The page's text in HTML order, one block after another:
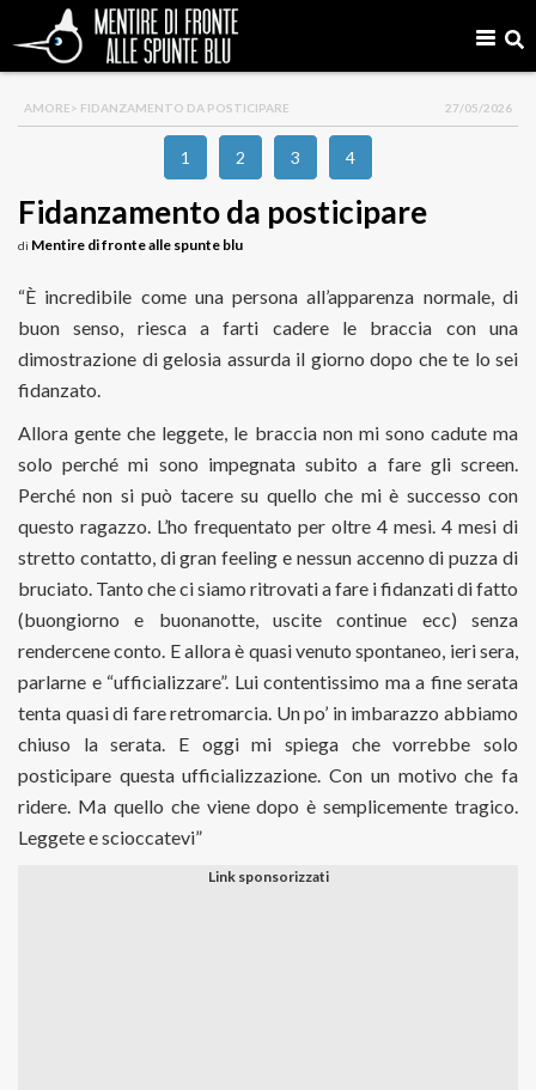
AMORE> FIDANZAMENTO DA POSTICIPARE 27/05/2026
1 2 3 4
Fidanzamento da posticipare
di Mentire di fronte alle spunte blu
“È incredibile come una persona all’apparenza normale, di
buon senso, riesca a farti cadere le braccia con una
dimostrazione di gelosia assurda il giorno dopo che te lo sei
fidanzato.
Allora gente che leggete, le braccia non mi sono cadute ma
solo perché mi sono impegnata subito a fare gli screen.
Perché non si può tacere su quello che mi è successo con
questo ragazzo. L’ho frequentato per oltre 4 mesi. 4 mesi di
stretto contatto, di gran feeling e nessun accenno di puzza di
bruciato. Tanto che ci siamo ritrovati a fare i fidanzati di fatto
(buongiorno e buonanotte, uscite continue ecc) senza
rendercene conto. E allora è quasi venuto spontaneo, ieri sera,
parlarne e “ufficializzare”. Lui contentissimo ma a fine serata
tenta quasi di fare retromarcia. Un po’ in imbarazzo abbiamo
chiuso la serata. E oggi mi spiega che vorrebbe solo
posticipare questa ufficializzazione. Con un motivo che fa
ridere. Ma quello che viene dopo è semplicemente tragico.
Leggete e scioccatevi”